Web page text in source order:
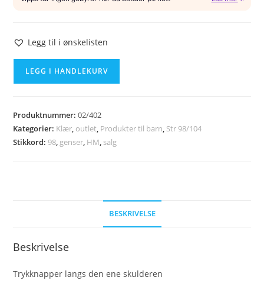
Legg til i ønskelisten
antall
LEGG I HANDLEKURV
Produktnummer:02/402
Kategorier: Klær, outlet, Produkter til barn, Str 98/104
Stikkord: 98, genser, HM, salg
BESKRIVELSE
Beskrivelse
Trykknapper langs den ene skulderen